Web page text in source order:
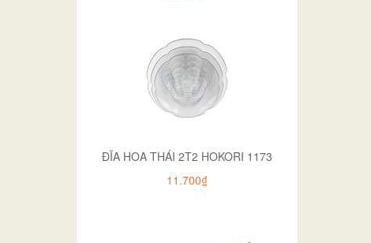
ĐĨA HOA THÁI 2T2 HOKORI 1173
11.700₫